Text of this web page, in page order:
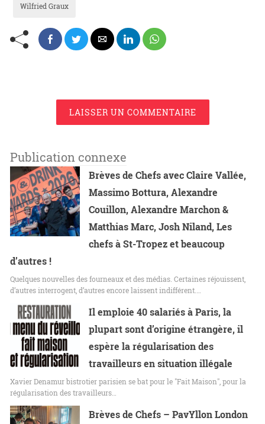
Wilfried Graux
LAISSER UN COMMENTAIRE
Publication connexe
Brèves de Chefs avec Claire Vallée,
Massimo Bottura, Alexandre
Couillon, Alexandre Marchon &
Matthias Marc, Josh Niland, Les
chefs à St-Tropez et beaucoup
d’autres !
Quelques nouvelles des fourneaux et des médias. Certaines réjouissent,
d’autres interrogent, d’autres encore laissent indifférent.…
Il emploie 40 salariés à Paris, la
plupart sont d’origine étrangère, il
espère la régularisation des
travailleurs en situation illégale
Xavier Denamur bistrotier parisien se bat pour le "Fait Maison", pour la
régularisation des travailleurs…
Brèves de Chefs – PavYllon London